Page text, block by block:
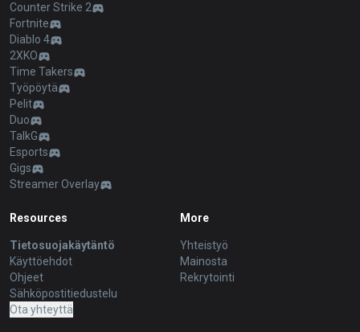
Counter Strike 2
Fortnite
Diablo 4
2XKO
Time Takers
Työpöytä
Pelit
Duo
TalkG
Esports
Gigs
Streamer Overlay
Resources
Tietosuojakäytäntö
Käyttöehdot
Ohjeet
Sähköpostitiedustelu
Ota yhteyttä
More
Yhteistyö
Mainosta
Rekrytointi